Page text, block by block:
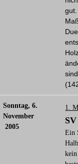
Sonntag, 6.
November
2005
1.
Ein